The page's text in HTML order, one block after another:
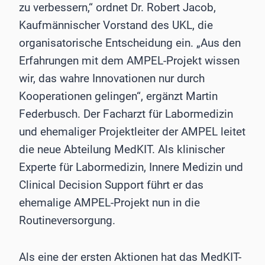
zu verbessern,“ ordnet Dr. Robert Jacob,
Kaufmännischer Vorstand des UKL, die
organisatorische Entscheidung ein. „Aus den
Erfahrungen mit dem AMPEL-Projekt wissen
wir, das wahre Innovationen nur durch
Kooperationen gelingen“, ergänzt Martin
Federbusch. Der Facharzt für Labormedizin
und ehemaliger Projektleiter der AMPEL leitet
die neue Abteilung MedKIT. Als klinischer
Experte für Labormedizin, Innere Medizin und
Clinical Decision Support führt er das
ehemalige AMPEL-Projekt nun in die
Routineversorgung.
Als eine der ersten Aktionen hat das MedKIT-